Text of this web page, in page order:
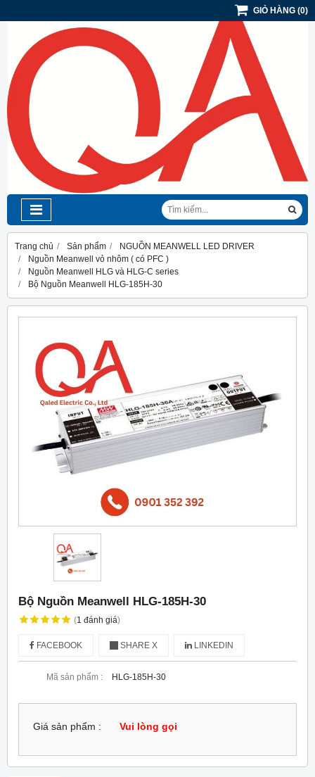
GIỎ HÀNG (0)
Trang chủ Sản phẩm
NGUỒN MEANWELL LED DRIVER
Nguồn Meanwell vỏ nhôm ( có PFC )
Nguồn Meanwell HLG và HLG-C series
Bộ Nguồn Meanwell HLG-185H-30
Bộ Nguồn Meanwell HLG-185H-30
(1 đánh giá)
FACEBOOK SHARE X LINKEDIN
Mã sản phẩm : HLG-185H-30
Giá sản phẩm : Vui lòng gọi